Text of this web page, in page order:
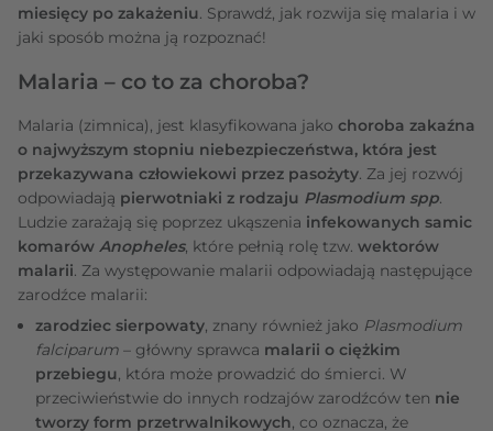
miesięcy po zakażeniu. Sprawdź, jak rozwija się malaria i w
jaki sposób można ją rozpoznać!
Malaria – co to za choroba?
Malaria (zimnica), jest klasyfikowana jako choroba zakaźna
o najwyższym stopniu niebezpieczeństwa, która jest
przekazywana człowiekowi przez pasożyty. Za jej rozwój
odpowiadają pierwotniaki z rodzaju Plasmodium spp.
Ludzie zarażają się poprzez ukąszenia infekowanych samic
komarów Anopheles, które pełnią rolę tzw. wektorów
malarii. Za występowanie malarii odpowiadają następujące
zarodźce malarii:
zarodziec sierpowaty, znany również jako Plasmodium
falciparum – główny sprawca malarii o ciężkim
przebiegu, która może prowadzić do śmierci. W
przeciwieństwie do innych rodzajów zarodźców ten nie
tworzy form przetrwalnikowych, co oznacza, że